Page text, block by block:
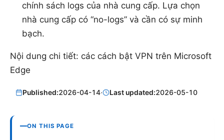
chính sách logs của nhà cung cấp. Lựa chọn
nhà cung cấp có “no-logs” và cần có sự minh
bạch.
Nội dung chi tiết: các cách bật VPN trên Microsoft
Edge
Published:2026-04-14· Last updated:2026-05-10
ON THIS PAGE